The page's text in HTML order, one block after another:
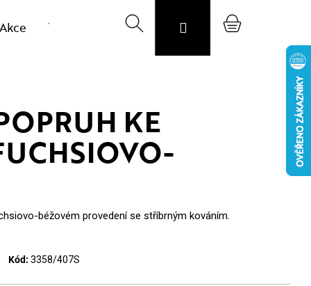
Akce Výprodej vzorků Svojost O nás
HledatPřihlášeníNákupní
KE
béžovém provedení se stříbrným kováním.
Kód: 3358/407S